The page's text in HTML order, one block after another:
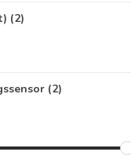
(2)
(2)